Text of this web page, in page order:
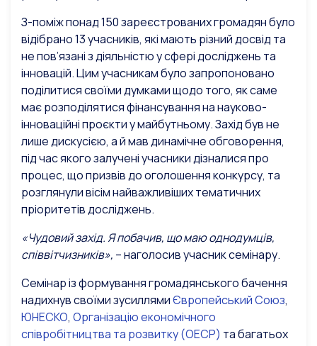
З-поміж понад 150 зареєстрованих громадян було
відібрано 13 учасників, які мають різний досвід та
не пов’язані з діяльністю у сфері досліджень та
інновацій. Цим учасникам було запропоновано
поділитися своїми думками щодо того, як саме
має розподілятися фінансування на науково-
інноваційні проєкти у майбутньому. Захід був не
лише дискусією, а й мав динамічне обговорення,
під час якого залучені учасники дізналися про
процес, що призвів до оголошення конкурсу, та
розглянули вісім найважливіших тематичних
пріоритетів досліджень.
«Чудовий захід. Я побачив, що маю однодумців,
співвітчизників», – наголосив учасник семінару.
Семінар із формування громадянського бачення
надихнув своїми зусиллямиЄвропейський Союз,
ЮНЕСКО, Організацію економічного
співробітництва та розвитку (ОЕСР) та багатьох